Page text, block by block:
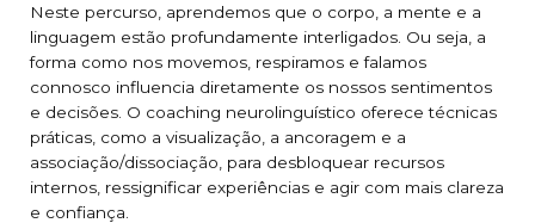
Neste percurso, aprendemos que o corpo, a mente e a
linguagem estão profundamente interligados. Ou seja, a
forma como nos movemos, respiramos e falamos
connosco influencia diretamente os nossos sentimentos
e decisões. O coaching neurolinguístico oferece técnicas
práticas, como a visualização, a ancoragem e a
associação/dissociação, para desbloquear recursos
internos, ressignificar experiências e agir com mais clareza
e confiança.